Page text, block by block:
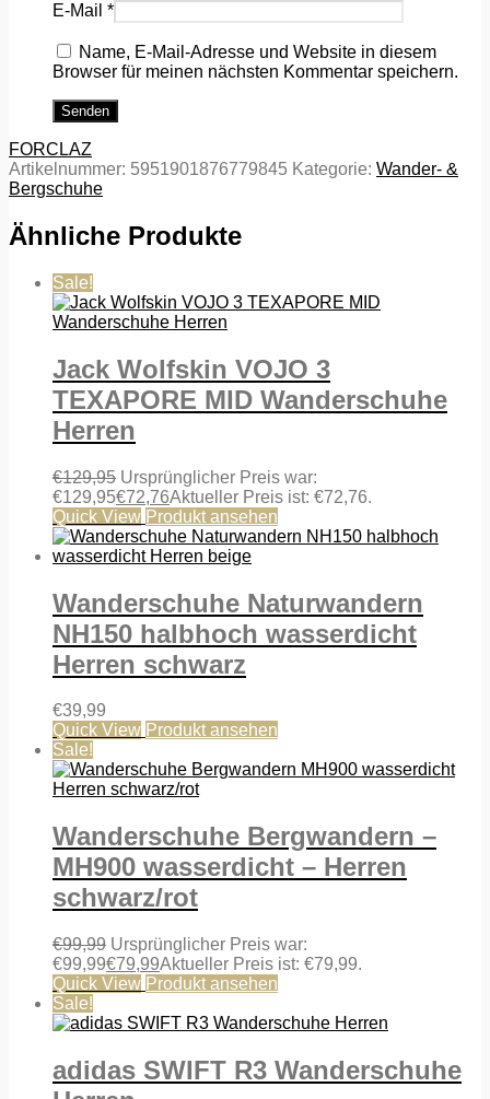
E-Mail *
Name, E-Mail-Adresse und Website in diesem
Browser für meinen nächsten Kommentar speichern.
FORCLAZ
Artikelnummer: 5951901876779845 Kategorie: Wander- &
Bergschuhe
Ähnliche Produkte
Sale!
Jack Wolfskin VOJO 3
TEXAPORE MID Wanderschuhe
Herren
€129,95 Ursprünglicher Preis war:
€129,95€72,76Aktueller Preis ist: €72,76.
Quick View Produkt ansehen
Wanderschuhe Naturwandern
NH150 halbhoch wasserdicht
Herren schwarz
€39,99
Quick View Produkt ansehen
Sale!
Wanderschuhe Bergwandern –
MH900 wasserdicht – Herren
schwarz/rot
€99,99 Ursprünglicher Preis war:
€99,99€79,99Aktueller Preis ist: €79,99.
Quick View Produkt ansehen
Sale!
adidas SWIFT R3 Wanderschuhe